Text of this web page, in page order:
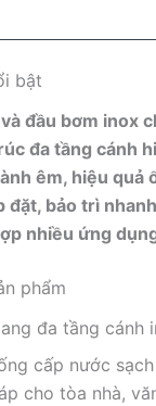
bật
đầu bơm inox
đa tầng cánh
êm, hiệu quả
đặt, bảo trì
nhiều ứng
phẩm
đa tầng cánh
cấp nước
cho tòa nhà,